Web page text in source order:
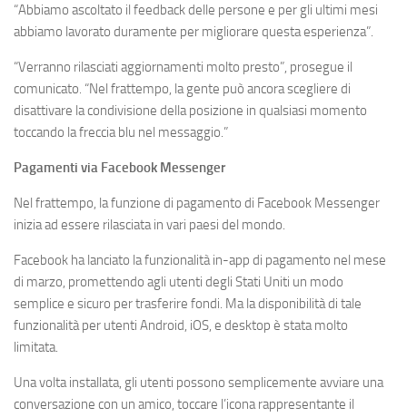
“Abbiamo ascoltato il feedback delle persone e per gli ultimi mesi
abbiamo lavorato duramente per migliorare questa esperienza”.
“Verranno rilasciati aggiornamenti molto presto”, prosegue il
comunicato. “Nel frattempo, la gente può ancora scegliere di
disattivare la condivisione della posizione in qualsiasi momento
toccando la freccia blu nel messaggio.”
Pagamenti via Facebook Messenger
Nel frattempo, la funzione di pagamento di Facebook Messenger
inizia ad essere rilasciata in vari paesi del mondo.
Facebook ha lanciato la funzionalità in-app di pagamento nel mese
di marzo, promettendo agli utenti degli Stati Uniti un modo
semplice e sicuro per trasferire fondi. Ma la disponibilità di tale
funzionalità per utenti Android, iOS, e desktop è stata molto
limitata.
Una volta installata, gli utenti possono semplicemente avviare una
conversazione con un amico, toccare l’icona rappresentante il